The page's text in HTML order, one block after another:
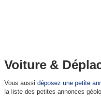
Voiture &
Vous aussi déposez une petite
la liste des petites annonces